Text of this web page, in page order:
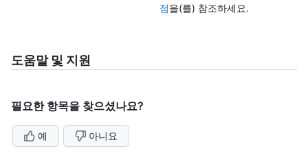
점을(를) 참조하세요.
도움말 및 지원
필요한 항목을 찾으셨나요?
예 아니요